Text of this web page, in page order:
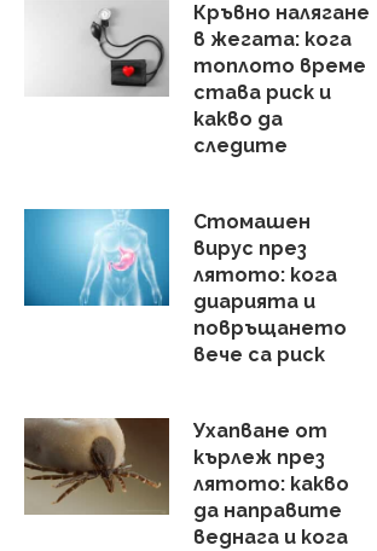
Кръвно налягане
в жегата: кога
топлото време
става риск и
какво да
следите
Стомашен
вирус през
лятото: кога
диарията и
повръщането
вече са риск
Ухапване от
кърлеж през
лятото: какво
да направите
веднага и кога